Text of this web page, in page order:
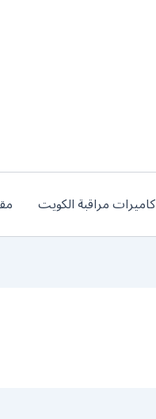
كاميرات مراقبة الكويت